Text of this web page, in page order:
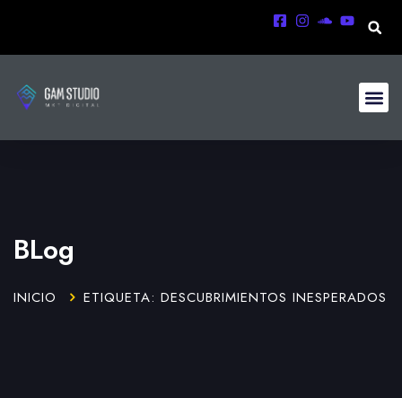
BLog
INICIO ETIQUETA: DESCUBRIMIENTOS INESPERADOS